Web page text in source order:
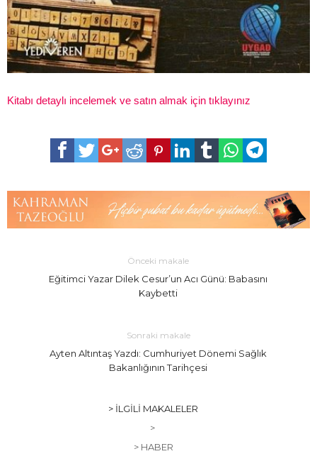
Kitabı detaylı incelemek ve satın almak için tıklayınız
Önceki makale
Eğitimci Yazar Dilek Cesur’un Acı Günü: Babasını
Kaybetti
Sonraki makale
Ayten Altıntaş Yazdı: Cumhuriyet Dönemi Sağlık
Bakanlığının Tarihçesi
> İLGILI MAKALELER
>
> HABER